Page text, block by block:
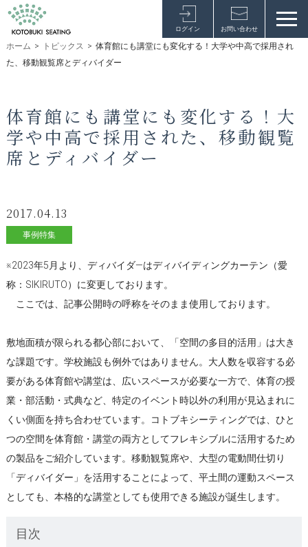
ログイン お問い合わせ
ホーム > トピックス > 体育館にも講堂にも変化する！大学や中高で採用され
た、移動観覧席とディバイダー
体育館にも講堂にも変化する！大
学や中高で採用された、移動観覧
席とディバイダー
2017.04.13
事例特集
※2023年5月より、ディバイダ―はディバイディングカーテン（愛
称：SIKIRUTO）に変更しております。
ここでは、記事公開時の呼称をそのまま使用しております。
敷地面積が限られる都心部において、「空間の多目的活用」は大き
な課題です。学校施設も例外ではありません。大人数を収容する必
要がある体育館や講堂は、広いスペースが必要な一方で、体育の授
業・部活動・式典など、特定のイベント時以外の利用が見込まれに
くい側面を持ち合わせています。コトブキシーティングでは、ひと
つの空間を体育館・講堂の両方としてフレキシブルに活用するため
の製品をご紹介しています。移動観覧席や、大型の電動間仕切り
「ディバイダー」を活用することによって、平土間の運動スペース
としても、本格的な講堂としても使用できる施設が誕生します。
目次